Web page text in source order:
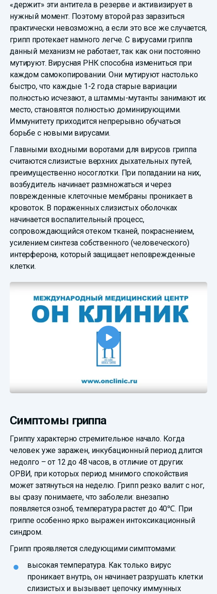
«держит» эти антитела в резерве и активизирует в
нужный момент. Поэтому второй раз заразиться
практически невозможно, а если это все же случается,
грипп протекает намного легче. С вирусами гриппа
данный механизм не работает, так как они постоянно
мутируют. Вирусная РНК способна измениться при
каждом самокопировании. Они мутируют настолько
быстро, что каждые 1-2 года старые вариации
полностью исчезают, а штаммы-мутанты занимают их
место, становятся полностью доминирующими.
Иммунитету приходится непрерывно обучаться
борьбе с новыми вирусами.
Главными входными воротами для вирусов гриппа
считаются слизистые верхних дыхательных путей,
преимущественно носоглотки. При попадании на них,
возбудитель начинает размножаться и через
поврежденные клеточные мембраны проникает в
кровоток. В пораженных слизистых оболочках
начинается воспалительный процесс,
сопровождающийся отеком тканей, покраснением,
усилением синтеза собственного (человеческого)
интерферона, который защищает неповрежденные
клетки.
Симптомы гриппа
Гриппу характерно стремительное начало. Когда
человек уже заражен, инкубационный период длится
недолго – от 12 до 48 часов, в отличие от других
ОРВИ, при которых период мнимого спокойствия
может затянуться на неделю. Грипп резко валит с ног,
вы сразу понимаете, что заболели: внезапно
появляется озноб, температура растет до 40℃. При
гриппе особенно ярко выражен интоксикационный
синдром.
Грипп проявляется следующими симптомами:
высокая температура. Как только вирус
проникает внутрь, он начинает разрушать клетки
слизистых и вызывает цепочку иммунных